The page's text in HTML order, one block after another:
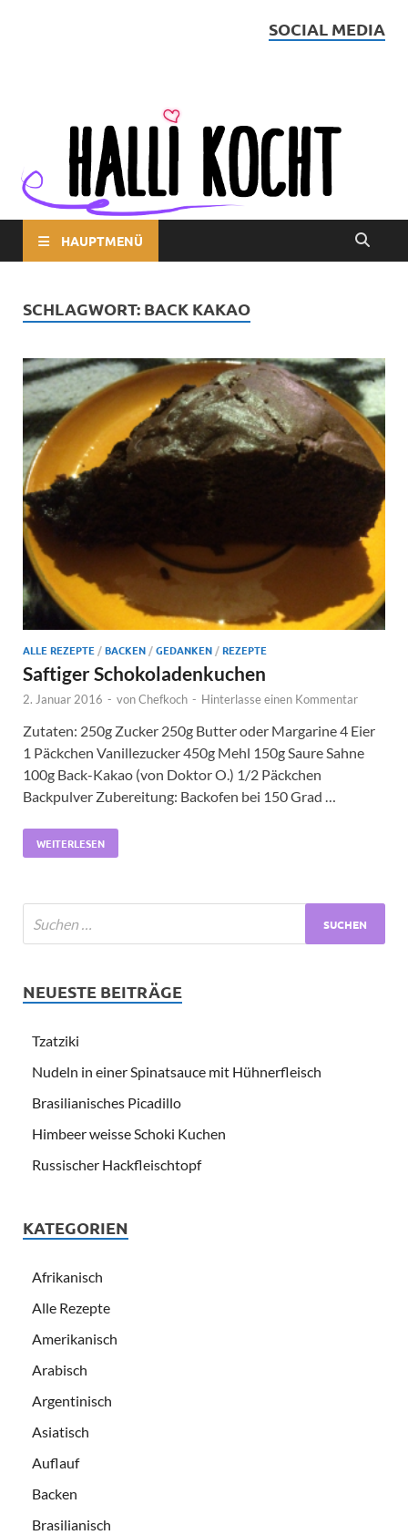
SOCIAL MEDIA
HAUPTMENÜ
SCHLAGWORT: BACK KAKAO
ALLE REZEPTE/BACKEN/GEDANKEN/REZEPTE
Saftiger Schokoladenkuchen
2. Januar 2016 - vonChefkoch - Hinterlasse einen Kommentar
Zutaten: 250g Zucker 250g Butter oder Margarine 4 Eier
1 Päckchen Vanillezucker 450g Mehl 150g Saure Sahne
100g Back-Kakao (von Doktor O.) 1/2 Päckchen
Backpulver Zubereitung: Backofen bei 150 Grad …
WEITERLESEN
NEUESTE BEITRÄGE
Tzatziki
Nudeln in einer Spinatsauce mit Hühnerfleisch
Brasilianisches Picadillo
Himbeer weisse Schoki Kuchen
Russischer Hackfleischtopf
KATEGORIEN
Afrikanisch
Alle Rezepte
Amerikanisch
Arabisch
Argentinisch
Asiatisch
Auflauf
Backen
Brasilianisch